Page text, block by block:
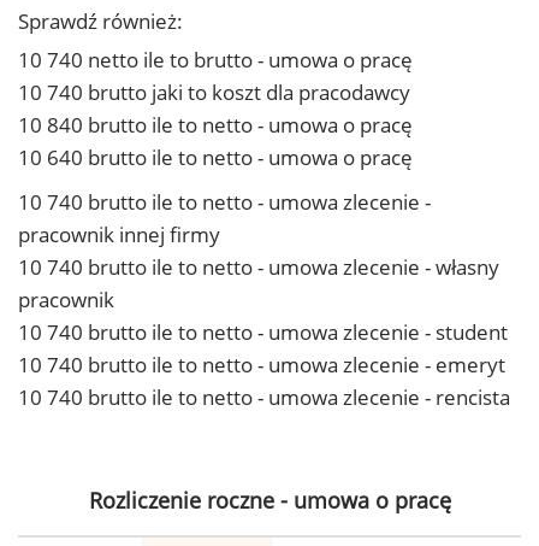
Sprawdź również:
10 740 netto ile to brutto - umowa o pracę
10 740 brutto jaki to koszt dla pracodawcy
10 840 brutto ile to netto - umowa o pracę
10 640 brutto ile to netto - umowa o pracę
10 740 brutto ile to netto - umowa zlecenie -
pracownik innej firmy
10 740 brutto ile to netto - umowa zlecenie - własny
pracownik
10 740 brutto ile to netto - umowa zlecenie - student
10 740 brutto ile to netto - umowa zlecenie - emeryt
10 740 brutto ile to netto - umowa zlecenie - rencista
Rozliczenie roczne - umowa o pracę